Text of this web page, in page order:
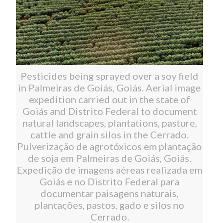
Pesticides being sprayed over a soy field
in Palmeiras de Goiás, Goiás. Aerial image
expedition carried out in the state of
Goiás and Distrito Federal to document
natural landscapes, plantations, pasture,
cattle and grain silos in the Cerrado.
Pulverização de agrotóxicos em plantação
de soja em Palmeiras de Goiás, Goiás.
Expedição de imagens aéreas realizada em
Goiás e no Distrito Federal para
documentar paisagens naturais,
plantações, pastos, gado e silos no
Cerrado.